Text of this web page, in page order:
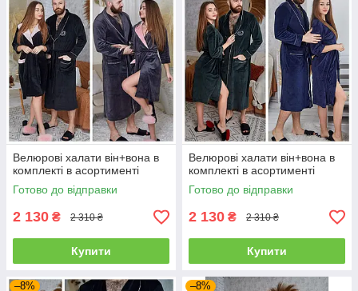
Велюрові халати він+вона в
комплекті в асортименті
Готово до відправки
2 130 ₴ 2 310 ₴
Купити
Велюрові халати він+вона в
комплекті в асортименті
Готово до відправки
2 130 ₴ 2 310 ₴
Купити
–8% –8%